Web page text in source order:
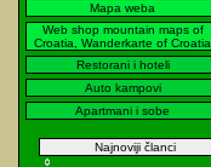
Mapa weba
Web shop mountain maps of
Croatia, Wanderkarte of Croatia
Restorani i hoteli
Auto kampovi
Apartmani i sobe
Najnoviji članci